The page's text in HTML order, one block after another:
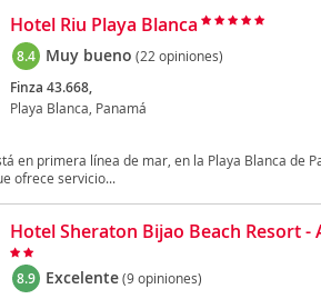
Hotel Riu Playa Blanca
8.4 Muy bueno (22 opiniones)
Finza 43.668,
Playa Blanca, Panamá
en primera línea de mar, en la Playa Blanca de
ofrece servicio...
Hotel Sheraton Bijao Beach Resort -
8.9 Excelente(9 opiniones)